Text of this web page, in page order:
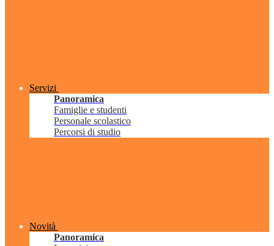
Servizi
Panoramica
Famiglie e studenti
Personale scolastico
Percorsi di studio
Novità
Panoramica